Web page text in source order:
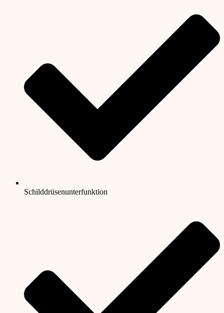
Schilddrüsenunterfunktion